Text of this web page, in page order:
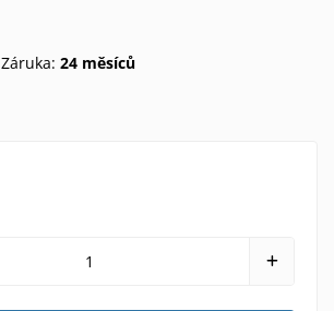
Záruka:24 měsíců